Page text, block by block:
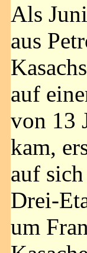
Als
aus
auf
von 13
kam,
auf
Drei-
um